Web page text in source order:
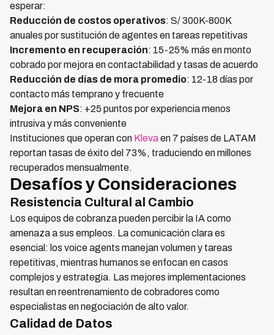
esperar:
Reducción de costos operativos: S/ 300K-800K
anuales por sustitución de agentes en tareas repetitivas
Incremento en recuperación: 15-25% más en monto
cobrado por mejora en contactabilidad y tasas de acuerdo
Reducción de días de mora promedio: 12-18 días por
contacto más temprano y frecuente
Mejora en NPS: +25 puntos por experiencia menos
intrusiva y más conveniente
Instituciones que operan con Klevaen 7 países de LATAM
reportan tasas de éxito del 73%, traduciendo en millones
recuperados mensualmente.
Desafíos y Consideraciones
Resistencia Cultural al Cambio
Los equipos de cobranza pueden percibir la IA como
amenaza a sus empleos. La comunicación clara es
esencial: los voice agents manejan volumen y tareas
repetitivas, mientras humanos se enfocan en casos
complejos y estrategia. Las mejores implementaciones
resultan en reentrenamiento de cobradores como
especialistas en negociación de alto valor.
Calidad de Datos